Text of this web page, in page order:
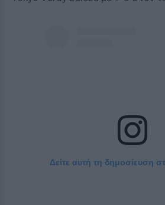
Δείτε αυτή τη δημοσίευση